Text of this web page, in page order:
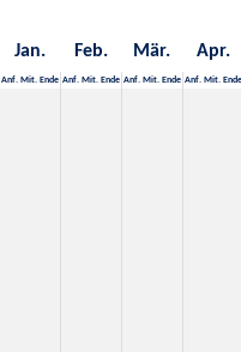
Jan. Feb. Mär. Apr.
Anf. Mit. Ende Anf. Mit. Ende Anf. Mit. Ende Anf. Mit. Ende